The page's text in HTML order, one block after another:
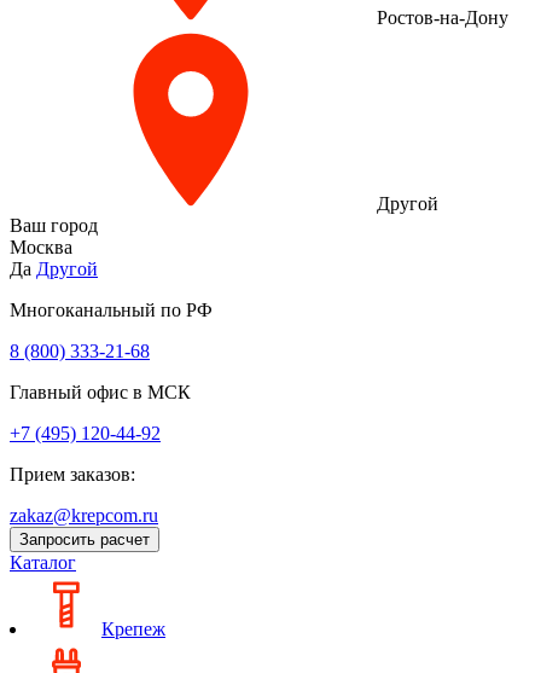
Ростов-на-Дону
Другой
Ваш город
Москва
Да Другой
Многоканальный по РФ
8 (800) 333‑21-68
Главный офис в МСК
+7 (495) 120-44-92
Прием заказов:
zakaz@krepcom.ru
Запросить расчет
Каталог
Крепеж